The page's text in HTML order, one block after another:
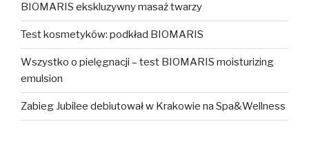
BIOMARIS ekskluzywny masaż twarzy
Test kosmetyków: podkład BIOMARIS
Wszystko o pielęgnacji – test BIOMARIS moisturizing
emulsion
Zabieg Jubilee debiutował w Krakowie na Spa&Wellness